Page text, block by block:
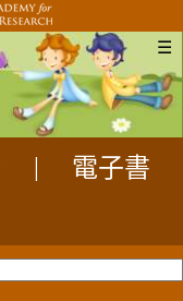
☰
電子書